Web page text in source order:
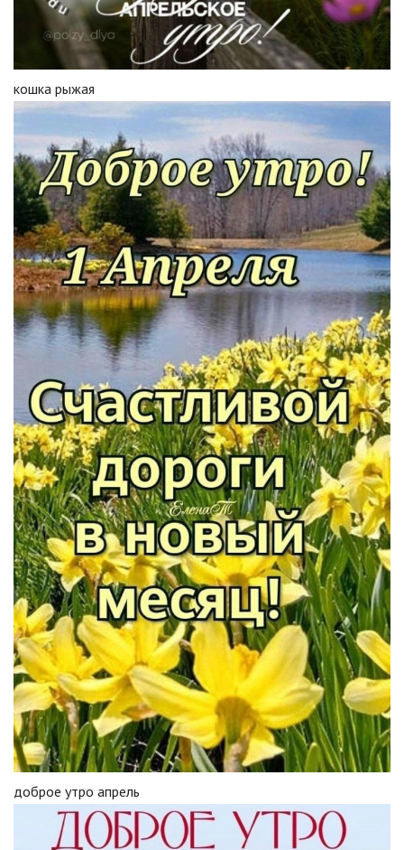
кошка рыжая
доброе утро апрель